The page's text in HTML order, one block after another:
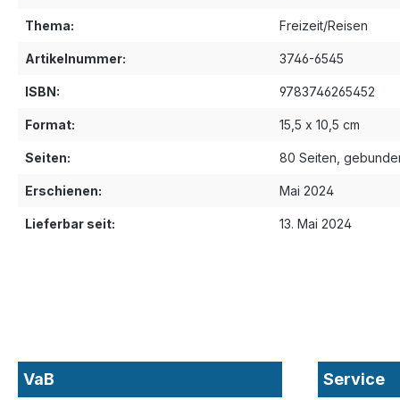
Thema: Freizeit/Reisen
Artikelnummer: 3746-6545
ISBN: 9783746265452
Format: 15,5 x 10,5 cm
Seiten: 80 Seiten,
Erschienen: Mai 2024
Lieferbar seit: 13. Mai 2024
VaB Service